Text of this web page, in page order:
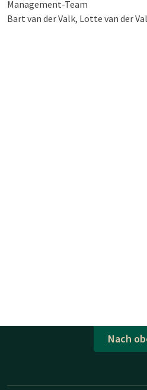
Management-Team
Bart van der Valk, Lotte van der
Nach